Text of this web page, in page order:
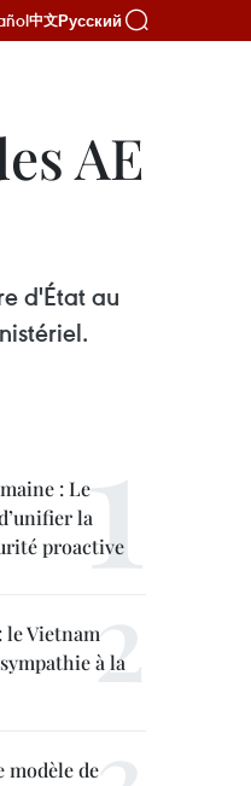
中文Русский
AE
d'État au
: Le
la
proactive
le Vietnam
à la
modèle de